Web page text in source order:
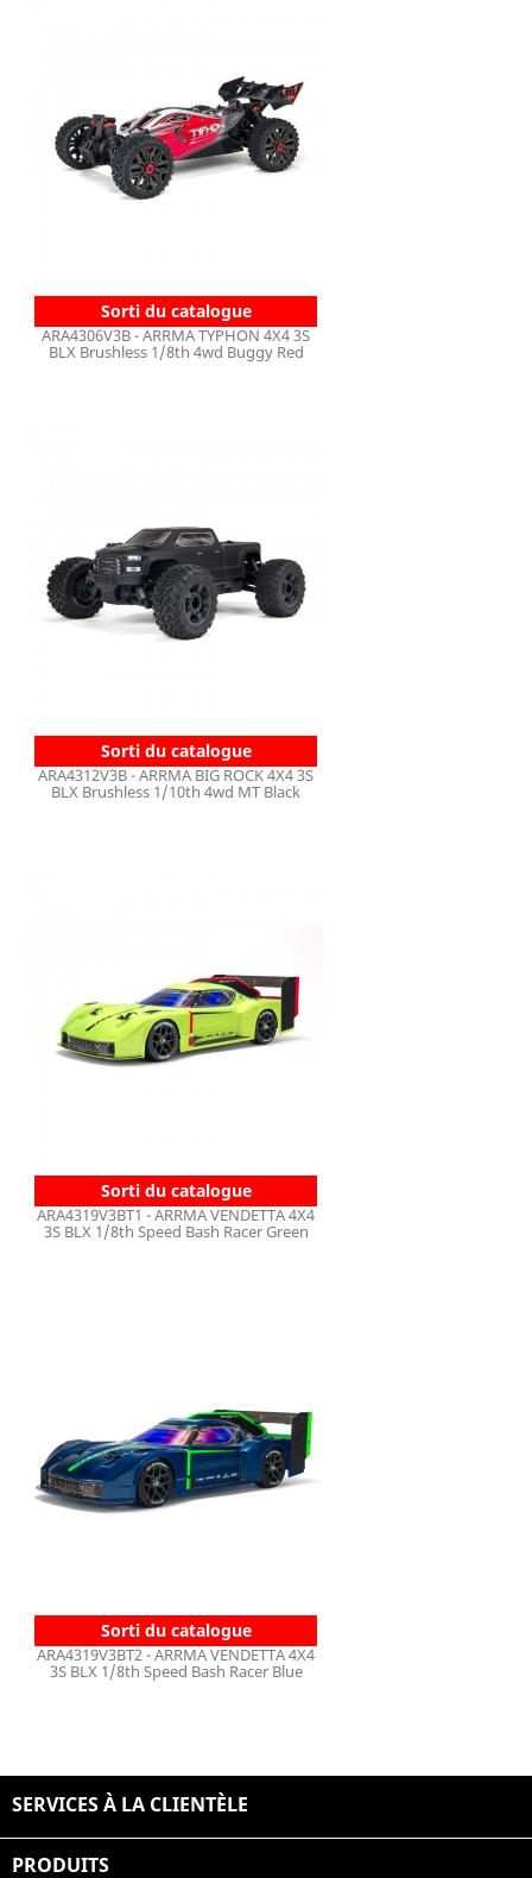
Sorti du catalogue
ARA4306V3B - ARRMA TYPHON 4X4 3S
BLX Brushless 1/8th 4wd Buggy Red
Sorti du catalogue
ARA4312V3B - ARRMA BIG ROCK 4X4 3S
BLX Brushless 1/10th 4wd MT Black
Sorti du catalogue
ARA4319V3BT1 - ARRMA VENDETTA 4X4
3S BLX 1/8th Speed Bash Racer Green
Sorti du catalogue
ARA4319V3BT2 - ARRMA VENDETTA 4X4
3S BLX 1/8th Speed Bash Racer Blue
SERVICES À LA CLIENTÈLE
PRODUITS